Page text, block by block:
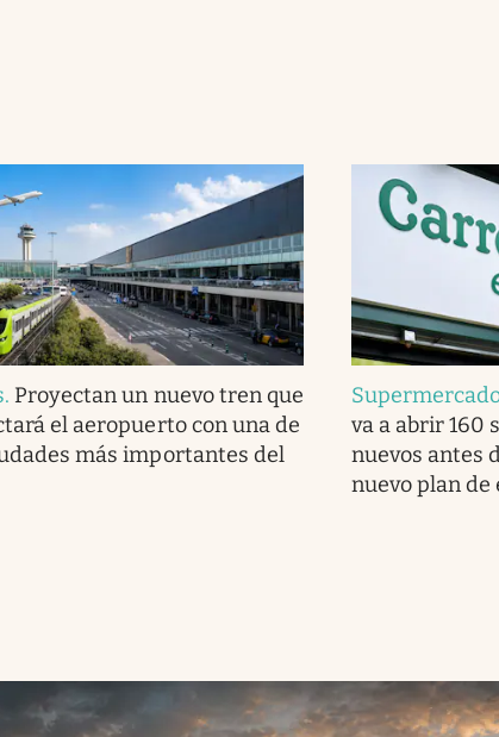
. Proyectan un nuevo tren que
el aeropuerto con una de
más importantes del
va a abrir 160
nuevos antes
nuevo plan de